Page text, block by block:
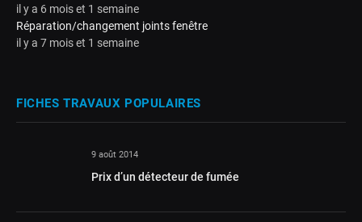
il y a 6 mois et 1 semaine
Réparation/changement joints fenêtre
il y a 7 mois et 1 semaine
FICHES TRAVAUX POPULAIRES
9 août 2014
Prix d’un détecteur de fumée